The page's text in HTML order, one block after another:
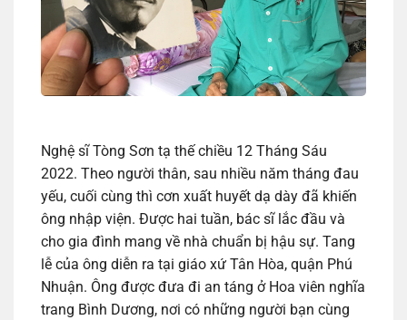
Nghệ sĩ Tòng Sơn tạ thế chiều 12 Tháng Sáu
2022. Theo người thân, sau nhiều năm tháng đau
yếu, cuối cùng thì cơn xuất huyết dạ dày đã khiến
ông nhập viện. Được hai tuần, bác sĩ lắc đầu và
cho gia đình mang về nhà chuẩn bị hậu sự. Tang
lễ của ông diễn ra tại giáo xứ Tân Hòa, quận Phú
Nhuận. Ông được đưa đi an táng ở Hoa viên nghĩa
trang Bình Dương, nơi có những người bạn cùng